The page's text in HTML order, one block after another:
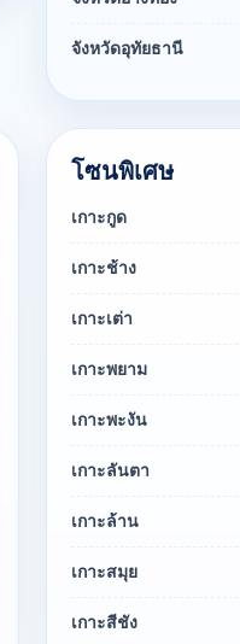
จังหวัดอุทัยธานี
โซนพิเศษ
เกาะกูด
เกาะช้าง
เกาะเต่า
เกาะพยาม
เกาะพะงัน
เกาะลันตา
เกาะล้าน
เกาะสมุย
เกาะสีชัง